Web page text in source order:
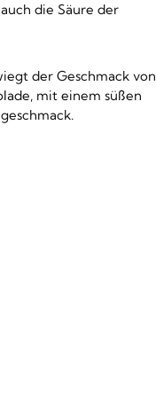
die Säure der
der Geschmack von
mit einem süßen